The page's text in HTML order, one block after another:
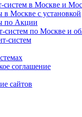
систем в Москве и
в Москве с установкой
по Акции
систем по Москве и
систем
соглашение
сайтов